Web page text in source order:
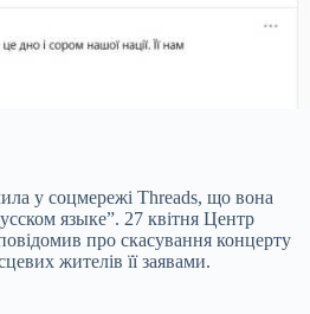
у соцмережі Threads, що вона
языке”. 27 квітня Центр
про скасування концерту
жителів її заявами.